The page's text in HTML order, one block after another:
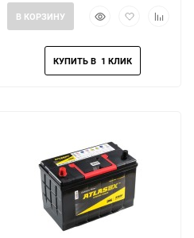
БыстрыйДобавить
избранное
Добавить
В КОРЗИНУ